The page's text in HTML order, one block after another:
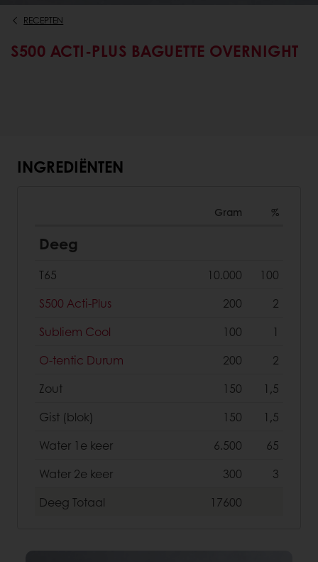
RECEPTEN
S500 ACTI-PLUS BAGUETTE OVERNIGHT
INGREDIËNTEN
Gram %
Deeg
T65 10.000
100
S500 Acti-Plus
200
2
Subliem Cool
100
1
O-tentic Durum
200
2
Zout
150
1,5
Gist (blok)
150
1,5
Water 1e keer
6.500
65
Water 2e keer
300
3
Deeg Totaal 17600